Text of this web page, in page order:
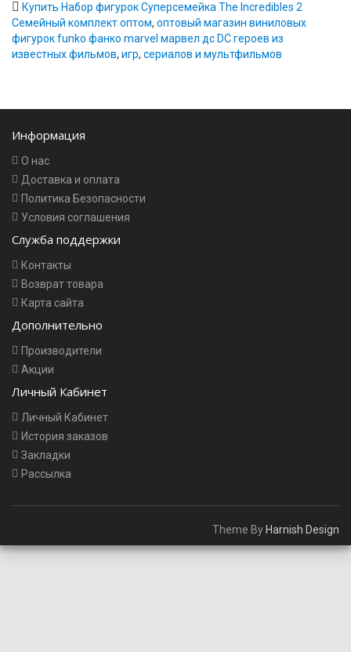
Купить Набор фигурок Суперсемейка The Incredibles 2
Семейный комплект оптом, оптовый магазин виниловых
фигурок funko фанко marvel марвел дс DC героев из
известных фильмов, игр, сериалов и мультфильмов
Информация
О нас
Доставка и оплата
Политика Безопасности
Условия соглашения
Служба поддержки
Контакты
Возврат товара
Карта сайта
Дополнительно
Производители
Акции
Личный Кабинет
Личный Кабинет
История заказов
Закладки
Рассылка
Theme By Harnish Design